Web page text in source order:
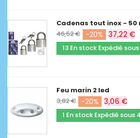
Cadenas tout inox - 50
46,52 €
-20% 37,22 €
13 En stock Expédié
Feu marin 2 led
3,82 €
-20% 3,06 €
1 En stock Expédié sous